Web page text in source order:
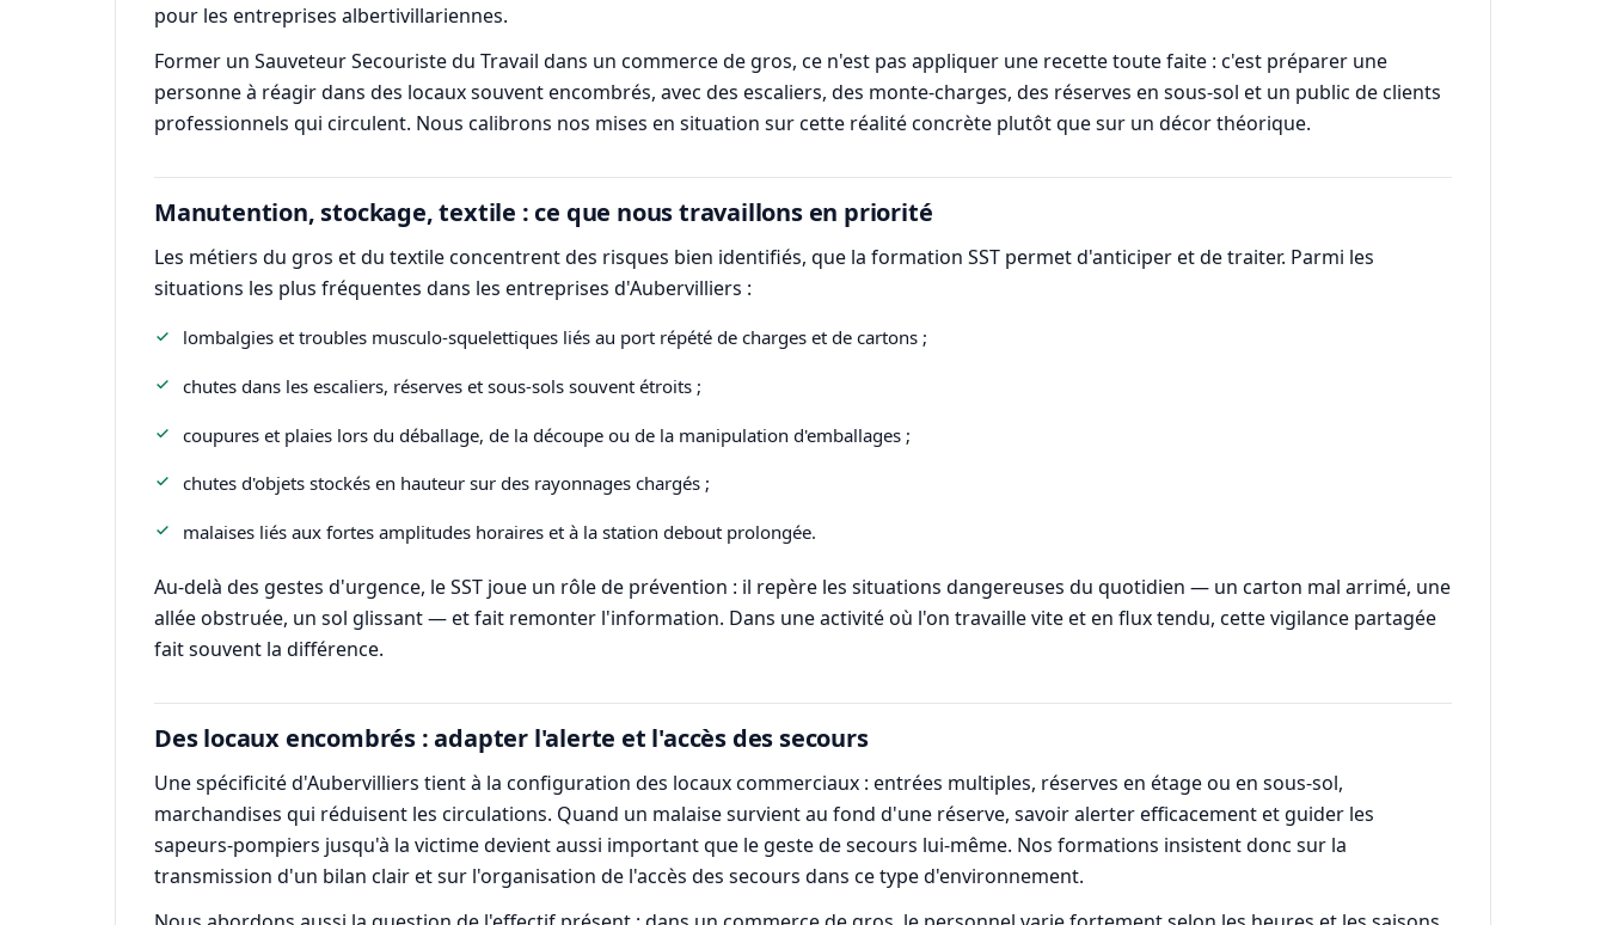
pour les entreprises albertivillariennes.
Former un Sauveteur Secouriste du Travail dans un commerce de gros, ce n'est pas appliquer une recette toute faite : c'est préparer une
personne à réagir dans des locaux souvent encombrés, avec des escaliers, des monte-charges, des réserves en sous-sol et un public de clients
professionnels qui circulent. Nous calibrons nos mises en situation sur cette réalité concrète plutôt que sur un décor théorique.
Manutention, stockage, textile : ce que nous travaillons en priorité
Les métiers du gros et du textile concentrent des risques bien identifiés, que la formation SST permet d'anticiper et de traiter. Parmi les
situations les plus fréquentes dans les entreprises d'Aubervilliers :
lombalgies et troubles musculo-squelettiques liés au port répété de charges et de cartons ;
chutes dans les escaliers, réserves et sous-sols souvent étroits ;
coupures et plaies lors du déballage, de la découpe ou de la manipulation d'emballages ;
chutes d'objets stockés en hauteur sur des rayonnages chargés ;
malaises liés aux fortes amplitudes horaires et à la station debout prolongée.
Au-delà des gestes d'urgence, le SST joue un rôle de prévention : il repère les situations dangereuses du quotidien — un carton mal arrimé, une
allée obstruée, un sol glissant — et fait remonter l'information. Dans une activité où l'on travaille vite et en flux tendu, cette vigilance partagée
fait souvent la différence.
Des locaux encombrés : adapter l'alerte et l'accès des secours
Une spécificité d'Aubervilliers tient à la configuration des locaux commerciaux : entrées multiples, réserves en étage ou en sous-sol,
marchandises qui réduisent les circulations. Quand un malaise survient au fond d'une réserve, savoir alerter efficacement et guider les
sapeurs-pompiers jusqu'à la victime devient aussi important que le geste de secours lui-même. Nos formations insistent donc sur la
transmission d'un bilan clair et sur l'organisation de l'accès des secours dans ce type d'environnement.